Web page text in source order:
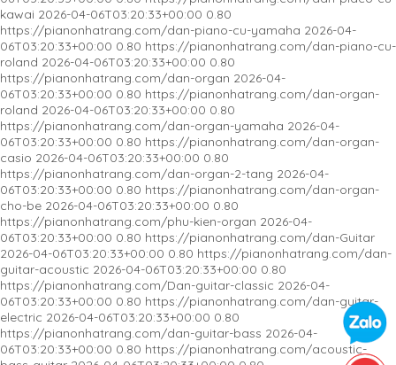
kawai 2026-04-06T03:20:33+00:00 0.80
https://pianonhatrang.com/dan-piano-cu-yamaha 2026-04-
06T03:20:33+00:00 0.80 https://pianonhatrang.com/dan-piano-cu-
roland 2026-04-06T03:20:33+00:00 0.80
https://pianonhatrang.com/dan-organ 2026-04-
06T03:20:33+00:00 0.80 https://pianonhatrang.com/dan-organ-
roland 2026-04-06T03:20:33+00:00 0.80
https://pianonhatrang.com/dan-organ-yamaha 2026-04-
06T03:20:33+00:00 0.80 https://pianonhatrang.com/dan-organ-
casio 2026-04-06T03:20:33+00:00 0.80
https://pianonhatrang.com/dan-organ-2-tang 2026-04-
06T03:20:33+00:00 0.80 https://pianonhatrang.com/dan-organ-
cho-be 2026-04-06T03:20:33+00:00 0.80
https://pianonhatrang.com/phu-kien-organ 2026-04-
06T03:20:33+00:00 0.80 https://pianonhatrang.com/dan-Guitar
2026-04-06T03:20:33+00:00 0.80 https://pianonhatrang.com/dan-
guitar-acoustic 2026-04-06T03:20:33+00:00 0.80
https://pianonhatrang.com/Dan-guitar-classic 2026-04-
06T03:20:33+00:00 0.80 https://pianonhatrang.com/dan-guitar-
electric 2026-04-06T03:20:33+00:00 0.80
https://pianonhatrang.com/dan-guitar-bass 2026-04-
06T03:20:33+00:00 0.80 https://pianonhatrang.com/acoustic-